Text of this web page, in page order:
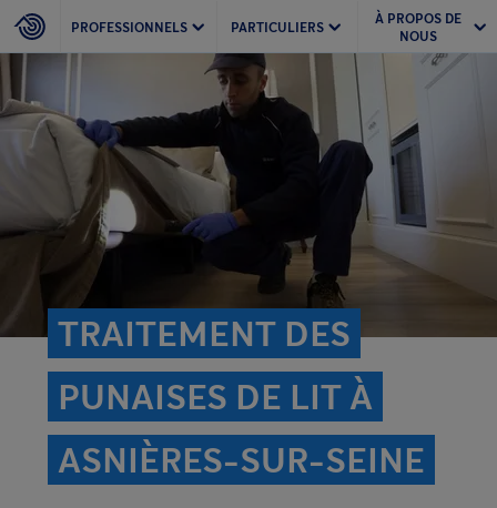
PROFESSIONNELS PARTICULIERS
À PROPOS DE
NOUS
TRAITEMENT DES
PUNAISES DE LIT À
ASNIÈRES-SUR-SEINE